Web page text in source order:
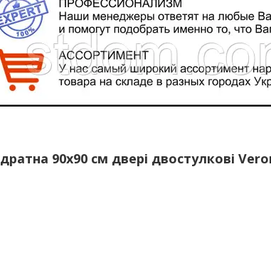
90х90 см двері двостулкові